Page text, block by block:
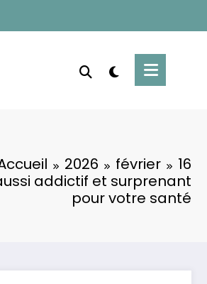
2026 février
16
addictif et surprenant
pour votre santé